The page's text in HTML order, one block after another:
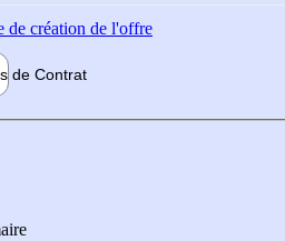
de création de l'offre
de Contrat